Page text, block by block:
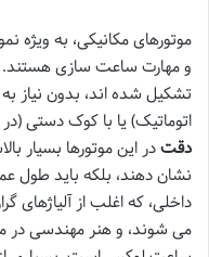
موتورهای مکانیکی، به
و مهارت ساعت سازی هستند.
تشکیل شده اند، بدون نیاز
اتوماتیک) یا با کوک دستی
دقتدر این موتورها بسیار
نشان دهند، بلکه باید طول
داخلی، که اغلب از
می شوند، و هنر مهندسی در